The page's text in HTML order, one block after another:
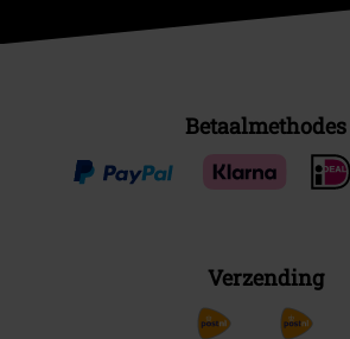
Betaalmethodes
Verzending